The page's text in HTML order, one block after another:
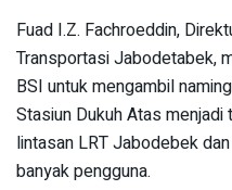
Fuad I.Z. Fachroeddin,
Transportasi Jabodetabek,
BSI untuk mengambil
Stasiun Dukuh Atas
lintasan LRT Jabodebek
banyak pengguna.